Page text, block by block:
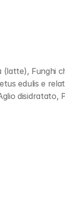
Funghi
edulis e
disidratato,